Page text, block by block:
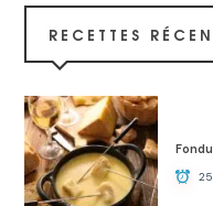
RECETTES